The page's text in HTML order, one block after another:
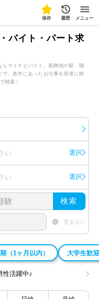
保存 履歴 メニュー
バイト・パート求
マイナビバイト。勤務地や駅、職
、条件にあったお仕事を簡単に検
検索！
い 選択
い 選択
検索
含まない
（1ヶ月以内） 大学生歓迎
性活躍中♪